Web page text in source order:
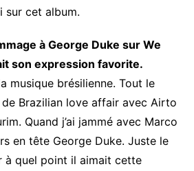
sur cet album.
à George Duke sur We
son expression favorite.
musique brésilienne. Tout le
Brazilian love affair avec Airto
Quand j’ai jammé avec Marco
en tête George Duke. Juste le
à quel point il aimait cette